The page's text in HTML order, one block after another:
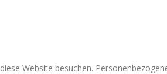
Website besuchen.